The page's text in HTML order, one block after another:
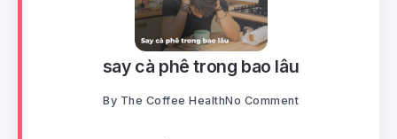
say cà phê trong bao lâu
By The Coffee HealthNo Comment